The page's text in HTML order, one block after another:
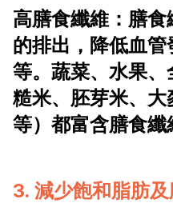
高膳食纖維：膳
的排出，降低血
等。蔬菜、水果
糙米、胚芽米、
等）都富含膳食纖
3. 減少飽和脂肪及